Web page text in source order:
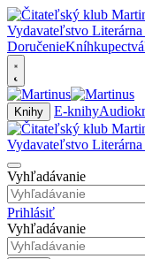
DoručenieKníhkupectvá
Knihy E-knihy
Vyhľadávanie
Prihlásiť
Vyhľadávanie